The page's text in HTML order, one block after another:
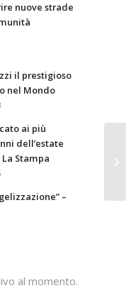
nuove strade
il prestigioso
nel Mondo
ai più
dell’estate
Stampa
–
al momento.